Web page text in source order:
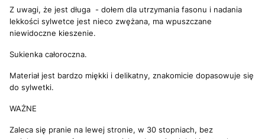
Z uwagi, że jest długa - dołem dla utrzymania fasonu i nadania
lekkości sylwetce jest nieco zwężana, ma wpuszczane
niewidoczne kieszenie.
Sukienka całoroczna.
Materiał jest bardzo miękki i delikatny, znakomicie dopasowuje się
do sylwetki.
WAŻNE
Zaleca się pranie na lewej stronie, w 30 stopniach, bez